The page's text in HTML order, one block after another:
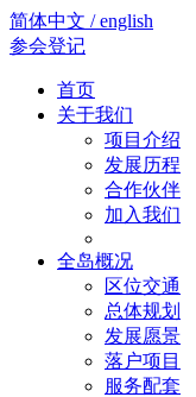
简体中文 / english
参会登记
首页
关于我们
项目介绍
发展历程
合作伙伴
加入我们
全岛概况
区位交通
总体规划
发展愿景
落户项目
服务配套